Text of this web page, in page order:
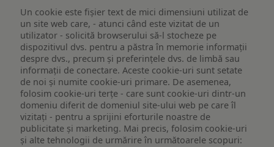
Un cookie este fişier text de mici dimensiuni utilizat de
un site web care, - atunci când este vizitat de un
utilizator - solicită browserului să-l stocheze pe
dispozitivul dvs. pentru a păstra în memorie informații
despre dvs., precum și preferințele dvs. de limbă sau
informații de conectare. Aceste cookie-uri sunt setate
de noi și numite cookie-uri primare. De asemenea,
folosim cookie-uri terțe - care sunt cookie-uri dintr-un
domeniu diferit de domeniul site-ului web pe care îl
vizitați - pentru a sprijini eforturile noastre de
publicitate și marketing. Mai precis, folosim cookie-uri
și alte tehnologii de urmărire în următoarele scopuri: